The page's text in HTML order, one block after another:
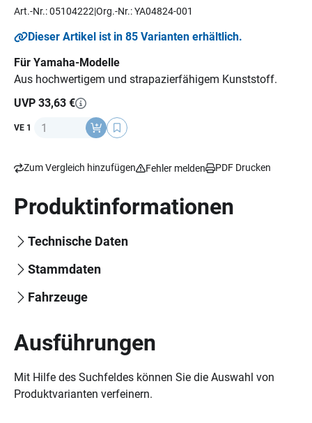
Art.-Nr.: 05104222 Org.-Nr.: YA04824-001
Dieser Artikel ist in 85 Varianten erhältlich.
Für Yamaha-Modelle
Aus hochwertigem und strapazierfähigem Kunststoff.
UVP 33,63 €
VE 1 Anzahl
Zum Vergleich hinzufügen Fehler melden PDF Drucken
Produktinformationen
Technische Daten
Stammdaten
Fahrzeuge
Ausführungen
Mit Hilfe des Suchfeldes können Sie die Auswahl von
Produktvarianten verfeinern.